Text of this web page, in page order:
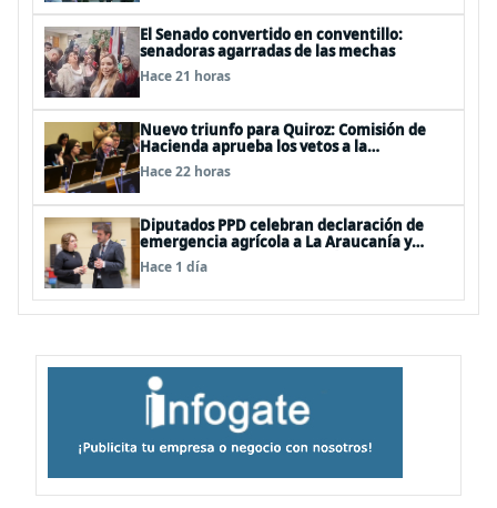
El Senado convertido en conventillo:
senadoras agarradas de las mechas
Hace 21 horas
Nuevo triunfo para Quiroz: Comisión de
Hacienda aprueba los vetos a la
Megarreforma
Hace 22 horas
Diputados PPD celebran declaración de
emergencia agrícola a La Araucanía y
piden agilizar ayudas económicas a
familias
Hace 1 día